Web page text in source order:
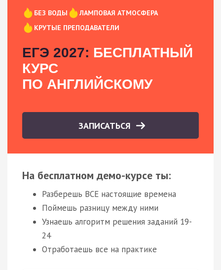
БЕЗ ВОДЫ
ЛАМПОВАЯ АТМОСФЕРА
КРУТЫЕ ПРЕПОДАВАТЕЛИ
ЕГЭ 2027: БЕСПЛАТНЫЙ
КУРС
ПО АНГЛИЙСКОМУ
ЗАПИСАТЬСЯ
На бесплатном демо-курсе ты:
Разберешь ВСЕ настоящие времена
Поймешь разницу между ними
Узнаешь алгоритм решения заданий 19-
24
Отработаешь все на практике